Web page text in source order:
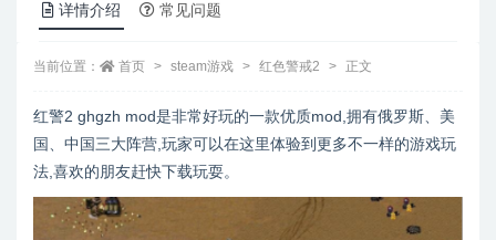
详情介绍 常见问题
当前位置： 首页 steam游戏 红色警戒2 正文
红警2 ghgzh mod是非常好玩的一款优质mod,拥有俄罗斯、美
国、中国三大阵营,玩家可以在这里体验到更多不一样的游戏玩
法,喜欢的朋友赶快下载玩耍。